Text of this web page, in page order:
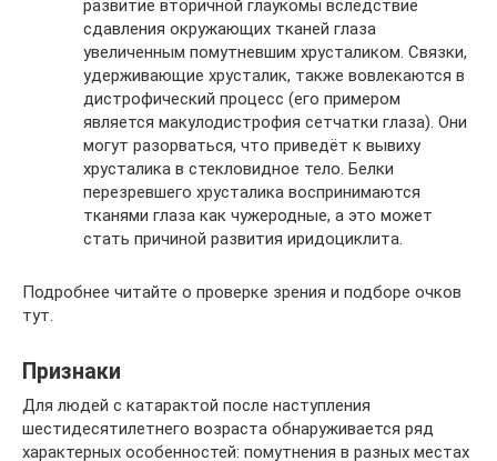
развитие вторичной глаукомы вследствие
сдавления окружающих тканей глаза
увеличенным помутневшим хрусталиком. Связки,
удерживающие хрусталик, также вовлекаются в
дистрофический процесс (его примером
является макулодистрофия сетчатки глаза). Они
могут разорваться, что приведёт к вывиху
хрусталика в стекловидное тело. Белки
перезревшего хрусталика воспринимаются
тканями глаза как чужеродные, а это может
стать причиной развития иридоциклита.
Подробнее читайте о проверке зрения и подборе очков
тут.
Признаки
Для людей с катарактой после наступления
шестидесятилетнего возраста обнаруживается ряд
характерных особенностей: помутнения в разных местах